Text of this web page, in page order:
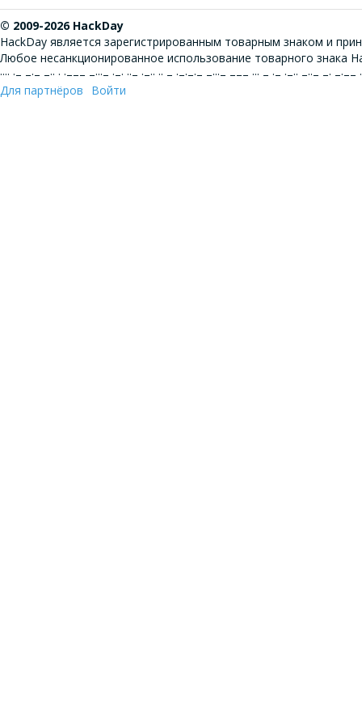
© 2009-2026 HackDay
HackDay является зарегистрированным товарным знаком и
Любое несанкционированное использование товарного знака
···· ·– –·– –·· · ·––– –···– ·–· ··– ·–·· ·· – ·–·–·– –···– ––– ··· – ·– ·–·· –··– –·
Для партнёров
Войти